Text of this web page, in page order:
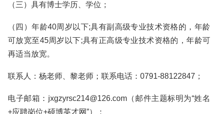
（三）具有博士学历、学位；
（四）年龄40周岁以下;具有副高级专业技术资格的，年龄
可放宽至45周岁以下;具有正高级专业技术资格的，年龄可
再适当放宽。
联系人：杨老师、黎老师；联系电话：0791-88122847；
电子邮箱：jxgzyrsc214@126.com（邮件主题标明为“姓名
+应聘岗位+硕博英才网”）；